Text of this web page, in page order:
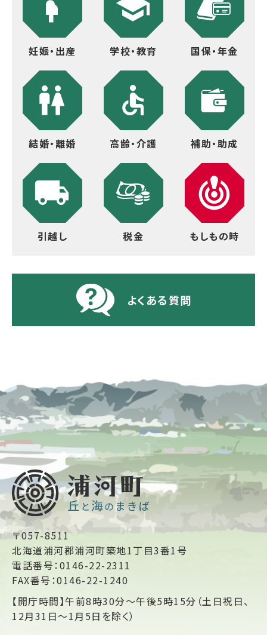
妊娠・出産 学校・教育 国保・年金
結婚・離婚 高齢・介護 補助・助成
引越し 税金 もしもの時
よくある質問
〒057-8511
北海道浦河郡浦河町築地1丁目3番1号
電話番号：0146-22-2311
FAX番号：0146-22-1240
【開庁時間】午前8時30分～午後5時15分（土日祝日、
12月31日～1月5日を除く）